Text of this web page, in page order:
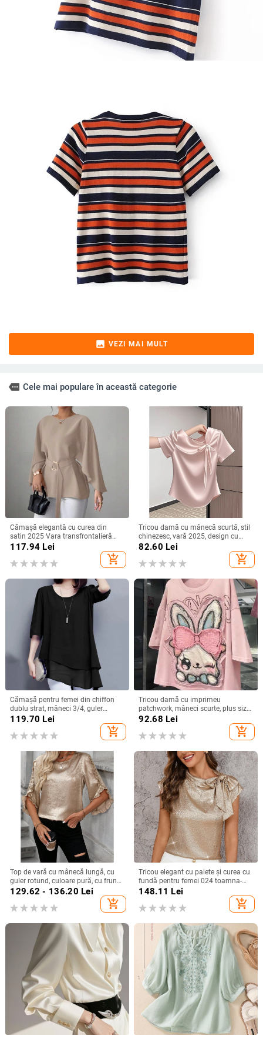
image VEZI MAI MULT
more Cele mai populare în această categorie
Cămașă elegantă cu curea din
satin 2025 Vara transfrontalieră
Îmbrăcăminte pentru femei
Aliexpress Amazon Casual Confort
Independent Station
117.94 Lei
add_shopping_cart
Tricou damă cu mânecă scurtă, stil
chinezesc, vară 2025, design cu
funda și bretele, croială Slim, top
82.60 Lei
add_shopping_cart
Cămașă pentru femei din chiffon
dublu strat, mâneci 3/4, guler
rotund, croială lejeră, lungime
119.70 Lei
add_shopping_cart
Tricou damă cu imprimeu
patchwork, mâneci scurte, plus size,
croială lejeră, vară 2025
92.68 Lei
add_shopping_cart
Top de vară cu mânecă lungă, cu
guler rotund, culoare pură, cu frunze
de lotus, pentru femei, stil simplu,
Amazon, export transfrontalier
european și american, 2025
129.62 - 136.20 Lei
add_shopping_cart
Tricou elegant cu paiete și curea cu
fundă pentru femei 024 toamna-
iarna nou, mânecă zburătoare,
148.11 Lei
add_shopping_cart